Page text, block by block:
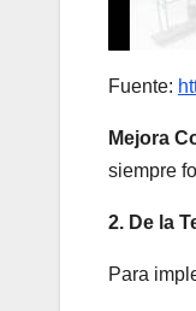
Fuente:
Mejora
siempre
2. De la
Para